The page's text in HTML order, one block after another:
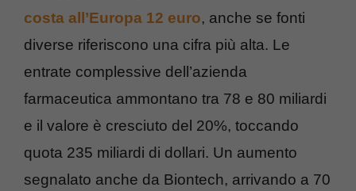
costa all’Europa 12 euro, anche se fonti
diverse riferiscono una cifra più alta. Le
entrate complessive dell’azienda
farmaceutica ammontano tra 78 e 80 miliardi
e il valore è cresciuto del 20%, toccando
quota 235 miliardi di dollari. Un aumento
segnalato anche da Biontech, arrivando a 70